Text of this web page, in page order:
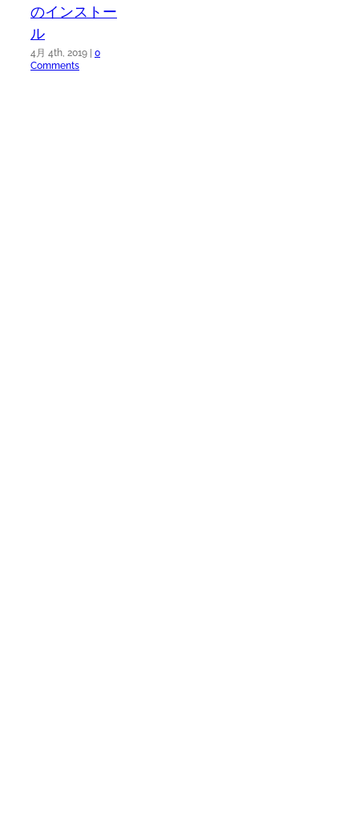
のインストー
ル
4月 4th, 2019 | 0
Comments